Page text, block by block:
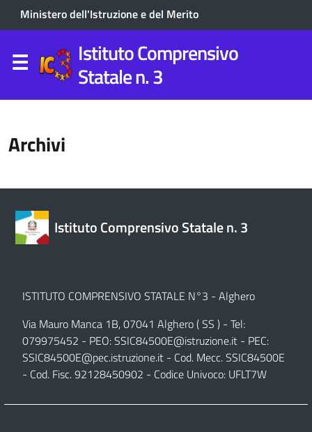
Ministero dell'Istruzione e del Merito
Istituto Comprensivo
Statale n. 3
Archivi
Istituto Comprensivo Statale n. 3
ISTITUTO COMPRENSIVO STATALE N°3 - Alghero
Via Mauro Manca 1B, 07041 Alghero ( SS ) - Tel:
079975452 - PEO:SSIC84500E@istruzione.it - PEC:
SSIC84500E@pec.istruzione.it - Cod. Mecc. SSIC84500E
- Cod. Fisc. 92128450902 - Codice Univoco: UFLT7W